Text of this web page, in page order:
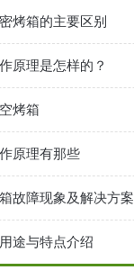
烤箱的主要区别
原理是怎样的？
烤箱
原理有那些
故障现象及解决方案
途与特点介绍